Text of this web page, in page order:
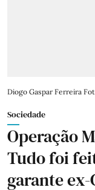
Diogo Gaspar Ferreira
Sociedade
Operação
Tudo foi
garante ex-